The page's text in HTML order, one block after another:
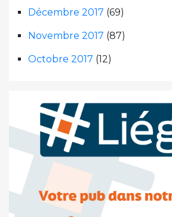
Décembre 2017 (69)
Novembre 2017 (87)
Octobre 2017 (12)